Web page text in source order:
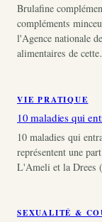
Brulafine
compléments
l'Agence nationale
alimentaires de
VIE PRATIQUE
10 maladies qui
10 maladies qui
représentent une
L'Ameli et la Drees
SEXUALITÉ &